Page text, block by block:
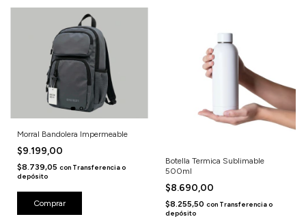
Morral Bandolera Impermeable
$9.199,00
$8.739,05 con Transferencia o
depósito
Comprar
Botella Termica Sublimable
500ml
$8.690,00
$8.255,50 con Transferencia o
depósito